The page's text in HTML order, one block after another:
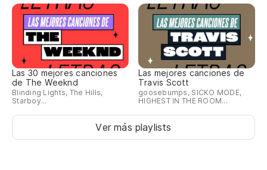
Las 30 mejores canciones
de The Weeknd
Blinding Lights, The Hills,
Starboy...
Las mejores canciones de
Travis Scott
goosebumps, SICKO MODE,
HIGHEST IN THE ROOM...
Ver más playlists